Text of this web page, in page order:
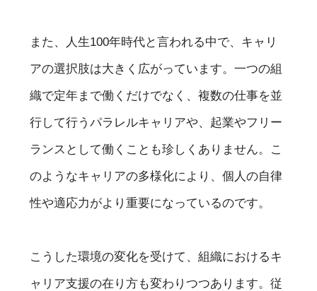
また、人生100年時代と言われる中で、キャリ
アの選択肢は大きく広がっています。一つの組
織で定年まで働くだけでなく、複数の仕事を並
行して行うパラレルキャリアや、起業やフリー
ランスとして働くことも珍しくありません。こ
のようなキャリアの多様化により、個人の自律
性や適応力がより重要になっているのです。
こうした環境の変化を受けて、組織におけるキ
ャリア支援の在り方も変わりつつあります。従